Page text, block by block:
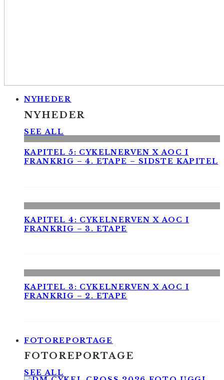
NYHEDER
NYHEDER
SEE ALL
KAPITEL 5: CYKELNERVEN X AOC I
FRANKRIG – 4. ETAPE – SIDSTE KAPITEL
KAPITEL 4: CYKELNERVEN X AOC I
FRANKRIG – 3. ETAPE
KAPITEL 3: CYKELNERVEN X AOC I
FRANKRIG – 2. ETAPE
FOTOREPORTAGE
FOTOREPORTAGE
SEE ALL